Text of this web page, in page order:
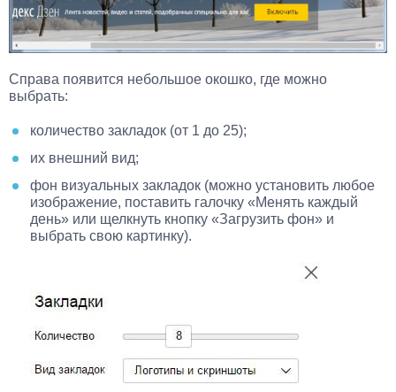
Справа появится небольшое окошко, где можно
выбрать:
количество закладок (от 1 до 25);
их внешний вид;
фон визуальных закладок (можно установить любое
изображение, поставить галочку «Менять каждый
день» или щелкнуть кнопку «Загрузить фон» и
выбрать свою картинку).